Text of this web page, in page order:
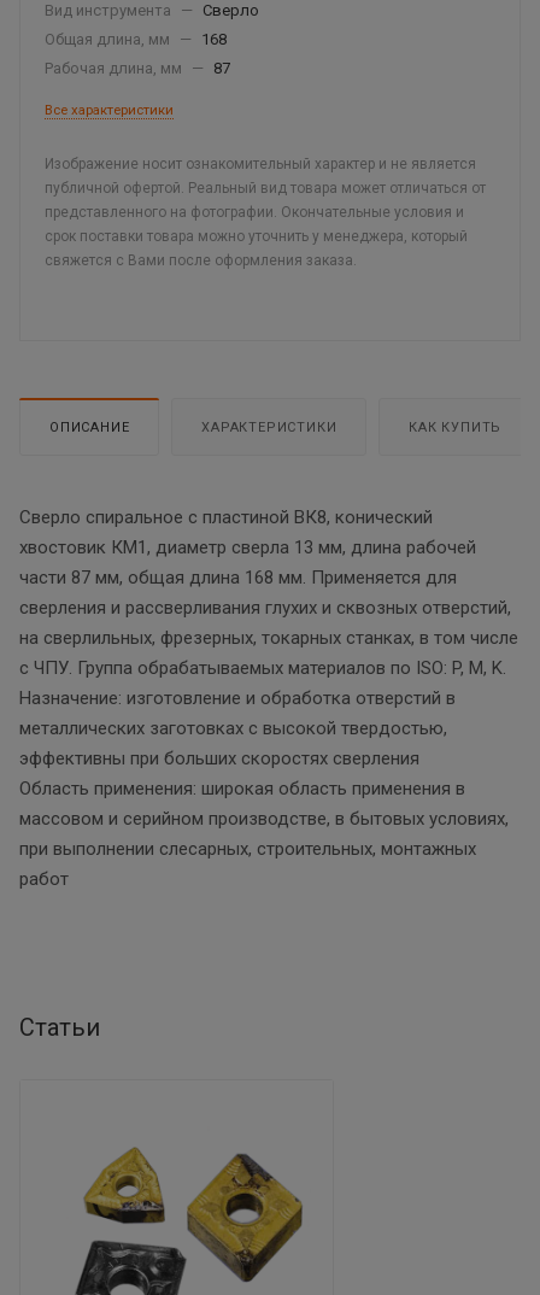
Вид инструмента
—
Сверло
Общая длина, мм
—
168
Рабочая длина, мм
— 87
Все характеристики
Изображение носит ознакомительный характер и не является
публичной офертой. Реальный вид товара может отличаться от
представленного на фотографии. Окончательные условия и
срок поставки товара можно уточнить у менеджера, который
свяжется с Вами после оформления заказа.
ОПИСАНИЕ ХАРАКТЕРИСТИКИ КАК КУПИТЬ
Сверло спиральное с пластиной ВК8, конический
хвостовик КМ1, диаметр сверла 13 мм, длина рабочей
части 87 мм, общая длина 168 мм. Применяется для
сверления и рассверливания глухих и сквозных отверстий,
на сверлильных, фрезерных, токарных станках, в том числе
с ЧПУ. Группа обрабатываемых материалов по ISO: P, M, K.
Назначение: изготовление и обработка отверстий в
металлических заготовках с высокой твердостью,
эффективны при больших скоростях сверления
Область применения: широкая область применения в
массовом и серийном производстве, в бытовых условиях,
при выполнении слесарных, строительных, монтажных
работ
Статьи